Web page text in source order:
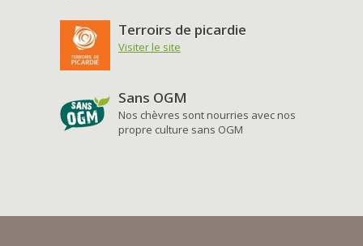
Terroirs de picardie
Visiter le site
Sans OGM
Nos chèvres sont nourries avec nos
propre culture sans OGM